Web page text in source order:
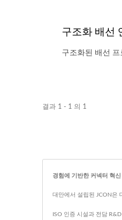
구조화 배선
구조화된 배선
결과 1 - 1 의 1
경험에 기반한 커넥터 혁신
대만에서 설립된 JCON은
ISO 인증 시설과 전담